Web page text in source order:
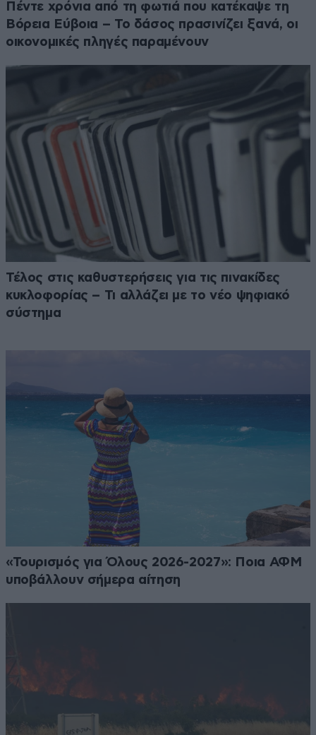
Πέντε χρόνια από τη φωτιά που κατέκαψε τη
Βόρεια Εύβοια – Το δάσος πρασινίζει ξανά, οι
οικονομικές πληγές παραμένουν
Τέλος στις καθυστερήσεις για τις πινακίδες
κυκλοφορίας – Τι αλλάζει με το νέο ψηφιακό
σύστημα
«Τουρισμός για Όλους 2026-2027»: Ποια ΑΦΜ
υποβάλλουν σήμερα αίτηση